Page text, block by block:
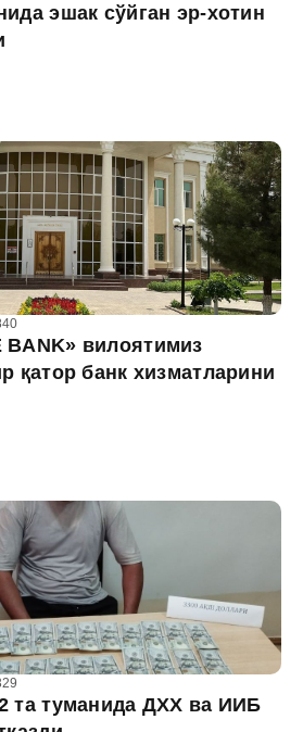
эшак сўйган эр-хотин
BANK» вилоятимиз
қатор банк хизматларини
та туманида ДХХ ва ИИБ